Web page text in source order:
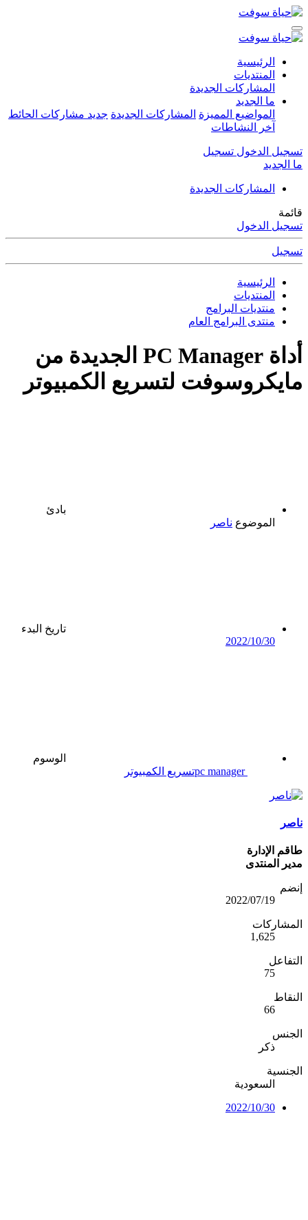
الرئيسية
المنتديات
المشاركات الجديدة
ما الجديد
المواضيع المميزة المشاركات الجديدة جديد مشاركات الحائط
آخر النشاطات
تسجيل الدخول تسجيل
ما الجديد
المشاركات الجديدة
قائمة
تسجيل الدخول
تسجيل
الرئيسية
المنتديات
منتديات البرامج
منتدى البرامج العام
أداة PC Manager الجديدة من
مايكروسوفت لتسريع الكمبيوتر
بادئ
الموضوع ناصر
تاريخ البدء
2022/10/30
الوسوم
pc managerتسريع الكمبيوتر
ناصر
طاقم الإدارة
مدير المنتدى
إنضم
2022/07/19
المشاركات
1,625
التفاعل
75
النقاط
66
الجنس
ذكر
الجنسية
السعودية
2022/10/30